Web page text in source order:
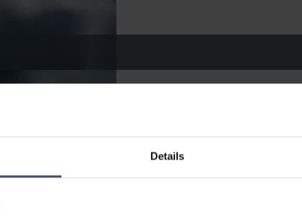
Details